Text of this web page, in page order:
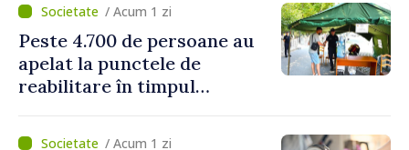
/ Acum 1 zi
Peste 4.700 de persoane au
apelat la punctele de
reabilitare în timpul
/ Acum 1 zi